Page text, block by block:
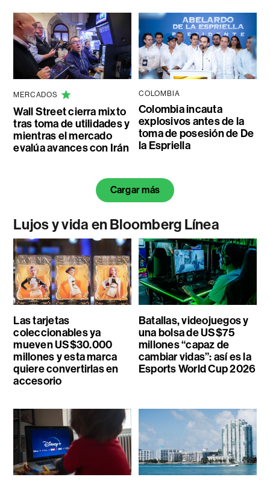
MERCADOS
Wall Street cierra mixto
tras toma de utilidades y
mientras el mercado
evalúa avances con Irán
COLOMBIA
Colombia incauta
explosivos antes de la
toma de posesión de De
la Espriella
Cargar más
Lujos y vida en Bloomberg Línea
Las tarjetas
coleccionables ya
mueven US$30.000
millones y esta marca
quiere convertirlas en
accesorio
Batallas, videojuegos y
una bolsa de US$75
millones “capaz de
cambiar vidas”: así es la
Esports World Cup 2026